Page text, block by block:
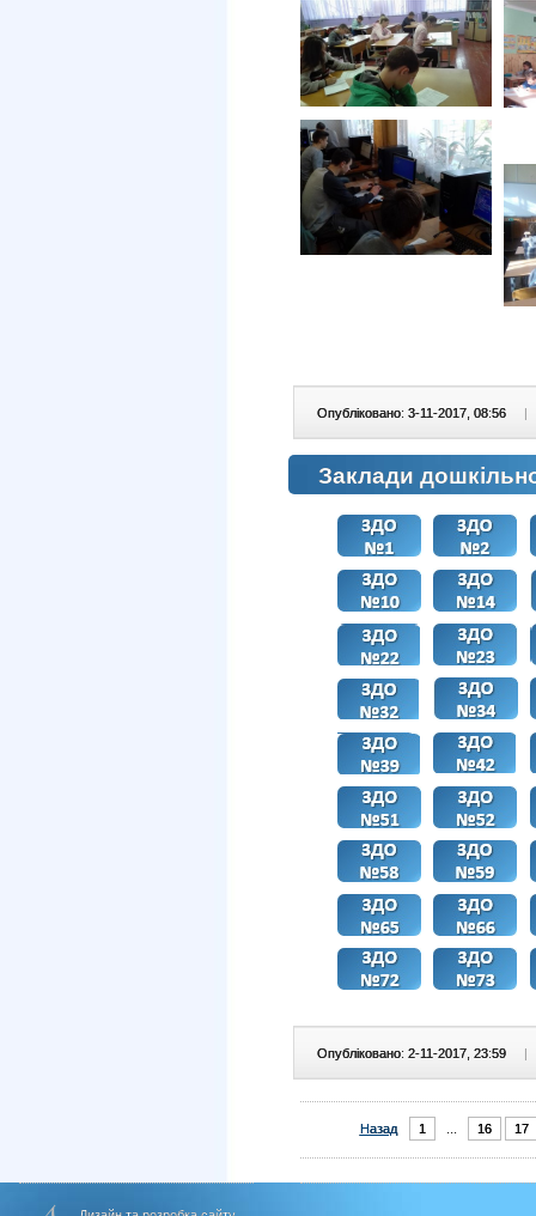
Опубліковано: 3-11-2017, 08:56 |
Заклади
Опубліковано: 2-11-2017, 23:59 |
Назад 1 16 17